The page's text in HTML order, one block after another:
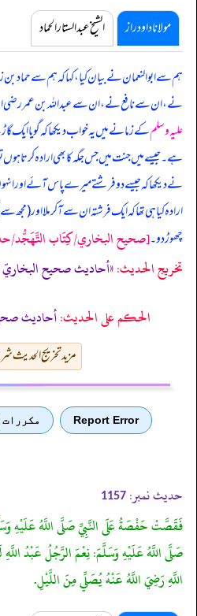
مولانا داود راز الشیخ عبدالستار الحماد
ہم سے ابوالنعمان نے بیان کیا، کہا کہ ہم سے حماد
نے، ان سے نافع نے، ان سے عبداللہ بن عمر رضی
علیہ وسلمکے زمانے میں یہ خواب دیکھا کہ گویا
ہے۔ جیسے میں جنت میں جس جگہ کا بھی ارادہ کرتا ہوں
نے دیکھا کہ جیسے دو فرشتے میرے پاس آئے اور
ارادہ کیا ہی تھا کہ ایک فرشتہ ان سے آ کر ملا اور
چھوڑ دو۔[صحيح البخاري/كِتَاب التَّهَجُّد/
تخریج الحدیث:«أحاديث صحيح
الحكم على الحديث:أحاديث
مزید تخریج الحدیث
Report Error مكررات
حدیث نمبر: 1157
فَقَصَّتْ حَفْصَةُ عَلَى النَّبِيِّ صَلَّى اللَّهُ عَلَيْهِ
صَلَّى اللَّهُ عَلَيْهِ وَسَلَّمَ: نِعْمَ الرَّجُلُ عَبْدُ
اللَّهِ رَضِيَ اللَّهُ عَنْهُ يُصَلِّي مِنَ اللَّيْلِ.